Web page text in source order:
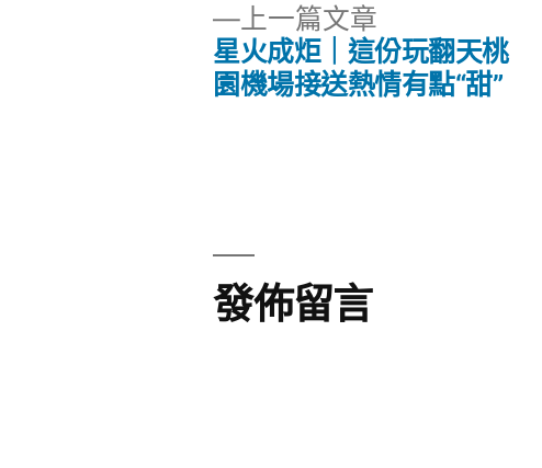
上一篇文章
一
篇
星火成炬｜這份玩翻天桃
園機場接送熱情有點“甜”
發佈留言